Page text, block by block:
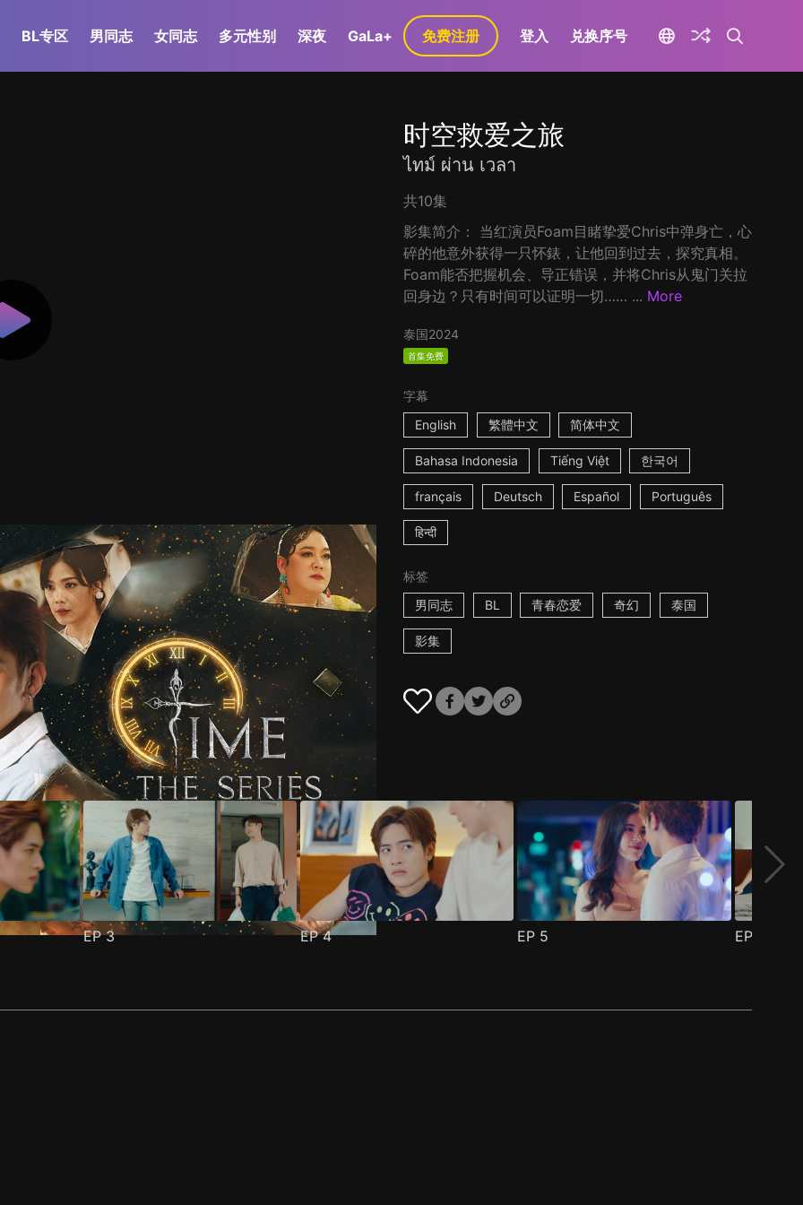
BL专区 男同志 女同志 多元性别 深夜 GaLa+ 免费注册 登入 兑换序号
时空救爱之旅
ไทม์ ผ่าน เวลา
共10集
影集简介： 当红演员Foam目睹挚爱Chris中弹身亡，心
碎的他意外获得一只怀錶，让他回到过去，探究真相。
Foam能否把握机会、导正错误，并将Chris从鬼门关拉
回身边？只有时间可以证明一切…… ... More
泰国2024
首集免费
字幕
English
繁體中文 简体中文
Bahasa Indonesia Tiếng Việt 한국어
français Deutsch Español Português
हिन्दी
标签
男同志
BL 青春恋爱 奇幻 泰国
影集
EP3 EP4 EP 5 EP